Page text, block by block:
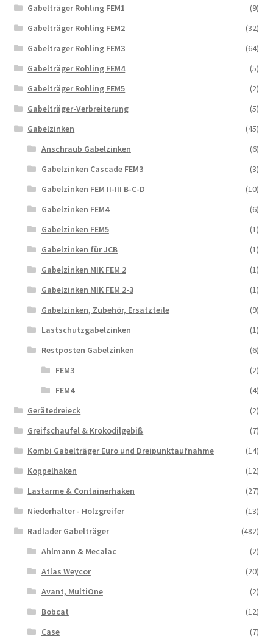
Gabelträger Rohling FEM1
(9)
Gabelträger Rohling FEM2
(32)
Gabeltrager Rohling FEM3
(64)
Gabelträger Rohling FEM4
(5)
Gabelträger Rohling FEM5
(2)
Gabelträger-Verbreiterung
(5)
Gabelzinken
(45)
Anschraub Gabelzinken
(6)
Gabelzinken Cascade FEM3
(3)
Gabelzinken FEM II-III B-C-D
(10)
Gabelzinken FEM4
(6)
Gabelzinken FEM5
(1)
Gabelzinken für JCB
(1)
Gabelzinken MIK FEM 2
(1)
Gabelzinken MIK FEM 2-3
(1)
Gabelzinken, Zubehör, Ersatzteile
(9)
Lastschutzgabelzinken
(1)
Restposten Gabelzinken
(6)
FEM3
(2)
FEM4
(4)
Gerätedreieck
(2)
Greifschaufel & Krokodilgebiß
(7)
Kombi Gabelträger Euro und Dreipunktaufnahme
(14)
Koppelhaken
(12)
Lastarme & Containerhaken
(27)
Niederhalter - Holzgreifer
(13)
Radlader Gabelträger
(482)
Ahlmann & Mecalac
(2)
Atlas Weycor
(20)
Avant, MultiOne
(2)
Bobcat
(12)
Case
(7)